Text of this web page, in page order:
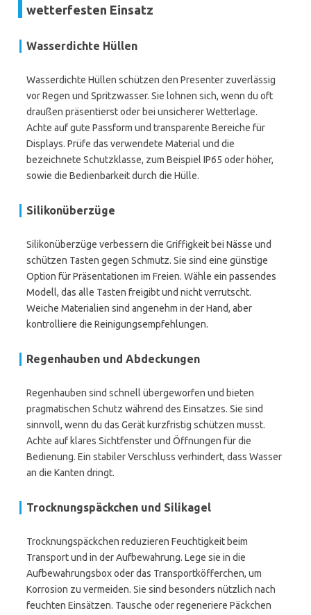
wetterfesten Einsatz
Wasserdichte Hüllen
Wasserdichte Hüllen schützen den Presenter zuverlässig
vor Regen und Spritzwasser. Sie lohnen sich, wenn du oft
draußen präsentierst oder bei unsicherer Wetterlage.
Achte auf gute Passform und transparente Bereiche für
Displays. Prüfe das verwendete Material und die
bezeichnete Schutzklasse, zum Beispiel IP65 oder höher,
sowie die Bedienbarkeit durch die Hülle.
Silikonüberzüge
Silikonüberzüge verbessern die Griffigkeit bei Nässe und
schützen Tasten gegen Schmutz. Sie sind eine günstige
Option für Präsentationen im Freien. Wähle ein passendes
Modell, das alle Tasten freigibt und nicht verrutscht.
Weiche Materialien sind angenehm in der Hand, aber
kontrolliere die Reinigungsempfehlungen.
Regenhauben und Abdeckungen
Regenhauben sind schnell übergeworfen und bieten
pragmatischen Schutz während des Einsatzes. Sie sind
sinnvoll, wenn du das Gerät kurzfristig schützen musst.
Achte auf klares Sichtfenster und Öffnungen für die
Bedienung. Ein stabiler Verschluss verhindert, dass Wasser
an die Kanten dringt.
Trocknungspäckchen und Silikagel
Trocknungspäckchen reduzieren Feuchtigkeit beim
Transport und in der Aufbewahrung. Lege sie in die
Aufbewahrungsbox oder das Transportköfferchen, um
Korrosion zu vermeiden. Sie sind besonders nützlich nach
feuchten Einsätzen. Tausche oder regeneriere Päckchen